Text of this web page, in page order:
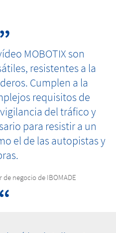
MOBOTIX son
resistentes a la
Cumplen a la
requisitos de
del tráfico y
para resistir a un
el de las autopistas y
negocio de IBOMADE